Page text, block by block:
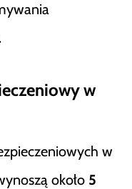
w
w
około 5